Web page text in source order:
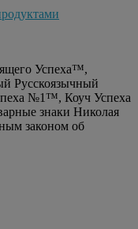
Успеха™,
Русскоязычный
№1™, Коуч Успеха
знаки Николая
законом об